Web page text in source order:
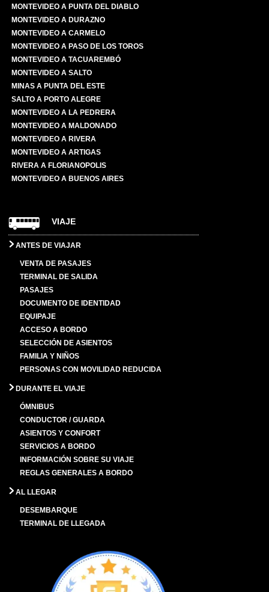
MONTEVIDEO A PUNTA DEL DIABLO
MONTEVIDEO A DURAZNO
MONTEVIDEO A CARMELO
MONTEVIDEO A PASO DE LOS TOROS
MONTEVIDEO A TACUAREMBÓ
MONTEVIDEO A SALTO
MINAS A PUNTA DEL ESTE
SALTO A PORTO ALEGRE
MONTEVIDEO A LA PEDRERA
MONTEVIDEO A MALDONADO
MONTEVIDEO A RIVERA
MONTEVIDEO A ARTIGAS
RIVERA A FLORIANOPOLIS
MONTEVIDEO A BUENOS AIRES
VIAJE
ANTES DE VIAJAR
VENTA DE PASAJES
TERMINAL DE SALIDA
PASAJES
DOCUMENTO DE IDENTIDAD
EQUIPAJE
ACCESO A BORDO
SELECCIÓN DE ASIENTOS
FAMILIA Y NIÑOS
PERSONAS CON MOVILIDAD REDUCIDA
DURANTE EL VIAJE
ÓMNIBUS
CONDUCTOR / GUARDA
ASIENTOS Y CONFORT
SERVICIOS A BORDO
INFORMACIÓN SOBRE SU VIAJE
REGLAS GENERALES A BORDO
AL LLEGAR
DESEMBARQUE
TERMINAL DE LLEGADA